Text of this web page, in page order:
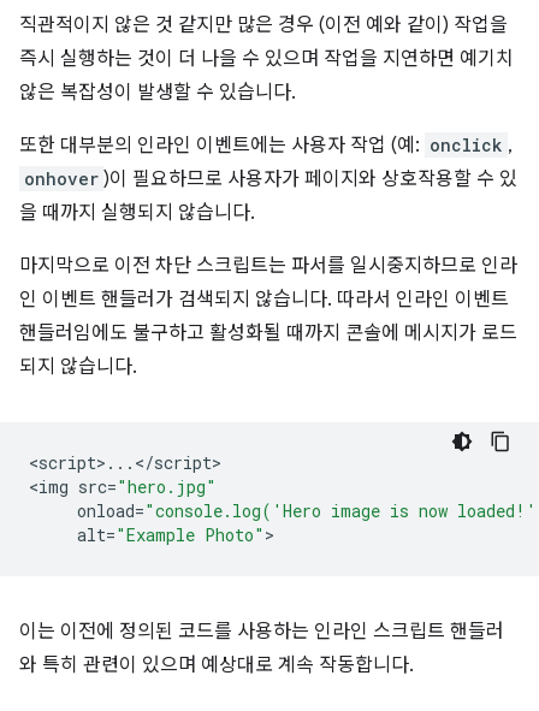
직관적이지 않은 것 같지만 많은 경우 (이전 예와 같이) 작업을
즉시 실행하는 것이 더 나을 수 있으며 작업을 지연하면 예기치
않은 복잡성이 발생할 수 있습니다.
또한 대부분의 인라인 이벤트에는 사용자 작업 (예: onclick ,
onhover )이 필요하므로 사용자가 페이지와 상호작용할 수 있
을 때까지 실행되지 않습니다.
마지막으로 이전 차단 스크립트는 파서를 일시중지하므로 인라
인 이벤트 핸들러가 검색되지 않습니다. 따라서 인라인 이벤트
핸들러임에도 불구하고 활성화될 때까지 콘솔에 메시지가 로드
되지 않습니다.
<script> ... </script>
<img src="hero.jpg"
onload="console.log('Hero image is now
alt="Example Photo"
이는 이전에 정의된 코드를 사용하는 인라인 스크립트 핸들러
와 특히 관련이 있으며 예상대로 계속 작동합니다.